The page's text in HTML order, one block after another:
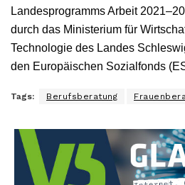
Landesprogramms Arbeit
durch das Ministerium für
Technologie des Landes
den Europäischen Sozialfonds
Tags: Berufsberatung